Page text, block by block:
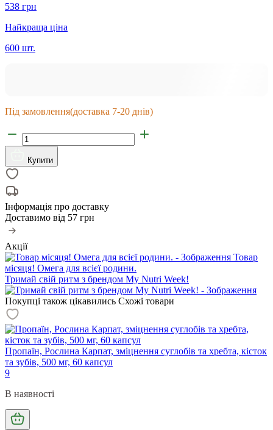
538 грн
Найкраща ціна
600 шт.
Під замовлення(доставка 7-20 днів)
Купити
Інформація про доставку
Доставимо від 57 грн
Акції
Товар
місяця! Омега для всієї родини.
Тримай свій ритм з брендом My Nutri Week!
Покупці також цікавились Схожі товари
Пропаїн, Рослина Карпат, зміцнення суглобів та хребта, кісток
та зубів, 500 мг, 60 капсул
9
В наявності